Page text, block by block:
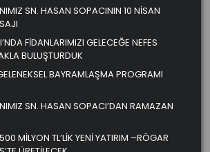
SN. HASAN SOPACININ 10 NİSAN
FİDANLARIMIZI GELECEĞE NEFES
BULUŞTURDUK
BAYRAMLAŞMA PROGRAMI
SN. HASAN SOPACI’DAN RAMAZAN
MİLYON TL’LİK YENİ YATIRIM –RÖGAR